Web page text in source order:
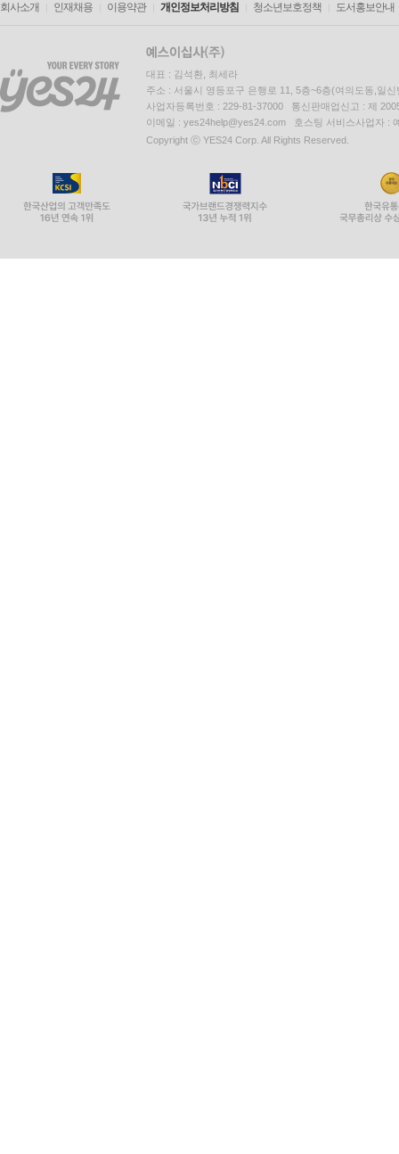
회사소개 인재채용 이용약관 개인정보처리방침 청소년보호정책 도서홍보안내
대표 : 김석환, 최세라
주소 : 서울시 영등포구 은행로 11, 5층~6층(여의도동,일신
사업자등록번호 : 229-81-37000 통신판매업신고 : 제
이메일 : yes24help@yes24.com 호스팅 서비스사업자 :
Copyright ⓒ YES24 Corp. All Rights Reserved.